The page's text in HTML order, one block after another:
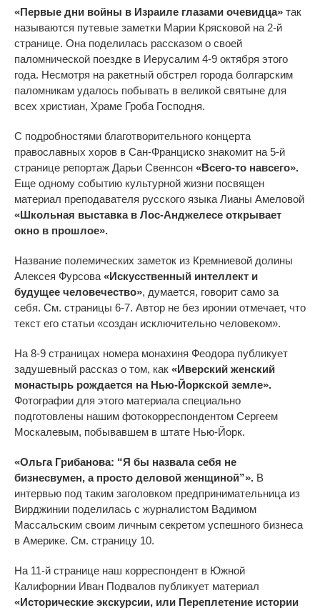
«Первые дни войны в Израиле глазами очевидца» так
называются путевые заметки Марии Крясковой на 2-й
странице. Она поделилась рассказом о своей
паломнической поездке в Иерусалим 4-9 октября этого
года. Несмотря на ракетный обстрел города болгарским
паломникам удалось побывать в великой святыне для
всех христиан, Храме Гроба Господня.
С подробностями благотворительного концерта
православных хоров в Сан-Франциско знакомит на 5-й
странице репортаж Дарьи Свеннсон «Всего-то навсего».
Еще одному событию культурной жизни посвящен
материал преподавателя русского языка Лианы Амеловой
«Школьная выставка в Лос-Анджелесе открывает
окно в прошлое».
Название полемических заметок из Кремниевой долины
Алексея Фурсова «Искусственный интеллект и
будущее человечество», думается, говорит само за
себя. См. страницы 6-7. Автор не без иронии отмечает, что
текст его статьи «создан исключительно человеком».
На 8-9 страницах номера монахиня Феодора публикует
задушевный рассказ о том, как «Иверский женский
монастырь рождается на Нью-Йоркской земле».
Фотографии для этого материала специально
подготовлены нашим фотокорреспондентом Сергеем
Москалевым, побывавшем в штате Нью-Йорк.
«Ольга Грибанова: “Я бы назвала себя не
бизнесвумен, а просто деловой женщиной”». В
интервью под таким заголовком предпринимательница из
Вирджинии поделилась с журналистом Вадимом
Массальским своим личным секретом успешного бизнеса
в Америке. См. страницу 10.
На 11-й странице наш корреспондент в Южной
Калифорнии Иван Подвалов публикует материал
«Исторические экскурсии, или Переплетение истории